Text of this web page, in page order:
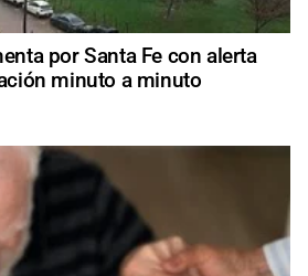
por Santa Fe con alerta
minuto a minuto